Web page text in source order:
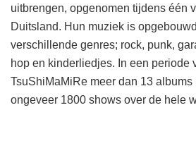
uitbrengen, opgenomen tijdens één
Duitsland. Hun muziek is
verschillende genres; rock, punk,
hop en kinderliedjes. In een periode
TsuShiMaMiRe meer dan 13 albums
ongeveer 1800 shows over de hele